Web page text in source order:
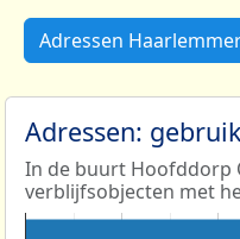
Adressen
Adressen:
In de buurt Hoofddorp
verblijfsobjecten met